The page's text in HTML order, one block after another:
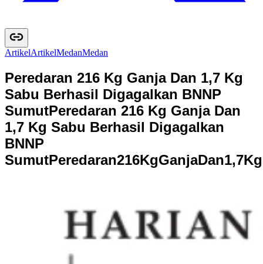
ArtikelArtikelMedanMedan
Peredaran 216 Kg Ganja Dan 1,7 Kg
Sabu Berhasil Digagalkan BNNP
SumutPeredaran 216 Kg Ganja Dan
1,7 Kg Sabu Berhasil Digagalkan
BNNP
SumutPeredaran216KgGanjaDan1,7Kg